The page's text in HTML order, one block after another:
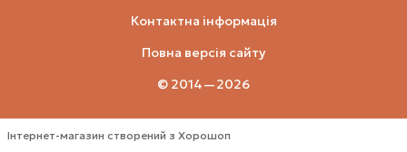
Контактна інформація
Повна версія сайту
© 2014—2026
Інтернет-магазин створений з Хорошоп